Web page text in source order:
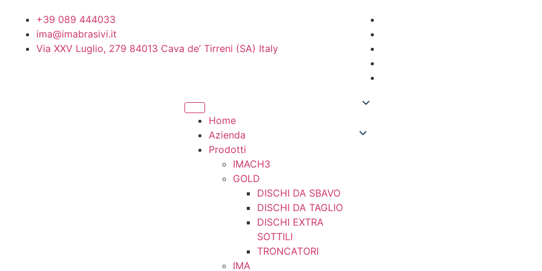
+39 089 444033
ima@imabrasivi.it
Via XXV Luglio, 279 84013 Cava de’ Tirreni (SA) Italy
Home
Azienda
Prodotti
IMACH3
GOLD
DISCHI DA SBAVO
DISCHI DA TAGLIO
DISCHI EXTRA
SOTTILI
TRONCATORI
IMA